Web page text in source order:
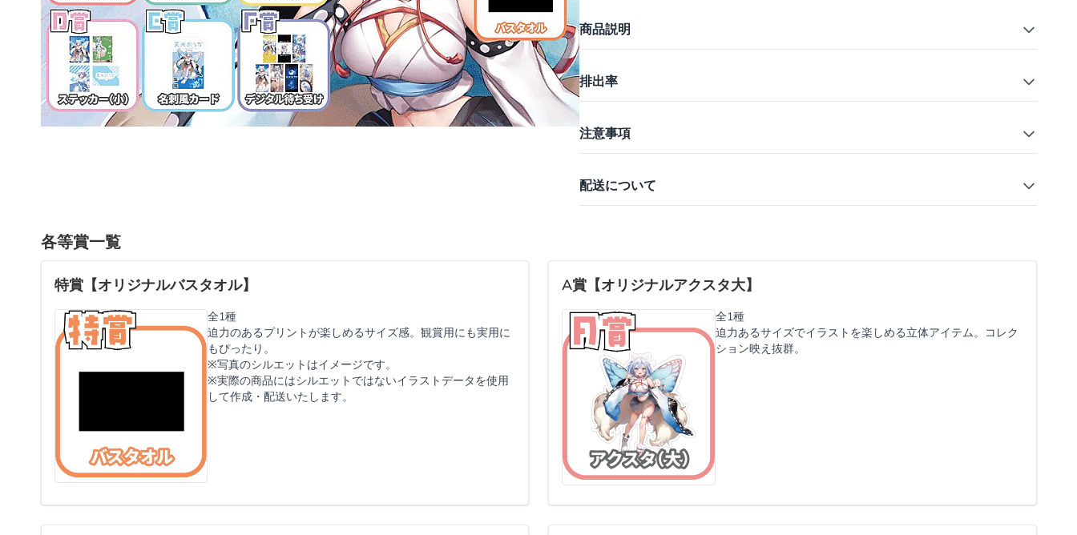
商品説明
排出率
注意事項
配送について
各等賞一覧
特賞【オリジナルバスタオル】
全1種
迫力のあるプリントが楽しめるサイズ感。観賞用にも実用に
もぴったり。
※写真のシルエットはイメージです。
※実際の商品にはシルエットではないイラストデータを使用
して作成・配送いたします。
A賞【オリジナルアクスタ大】
全1種
迫力あるサイズでイラストを楽しめる立体アイテム。コレク
ション映え抜群。